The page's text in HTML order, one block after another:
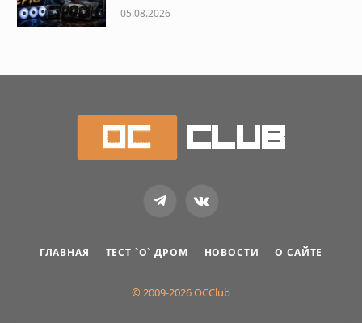
05.08.2026
TelegramVKontakte
ГЛАВНАЯ ТЕСТ `О` ДРОМ НОВОСТИ О САЙТЕ
© 2009-2026 OCClub